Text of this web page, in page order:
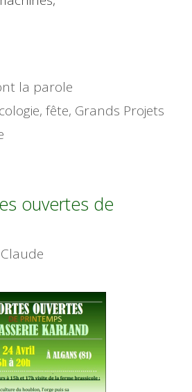
la parole
,fête, Grands Projets
ouvertes de
Claude